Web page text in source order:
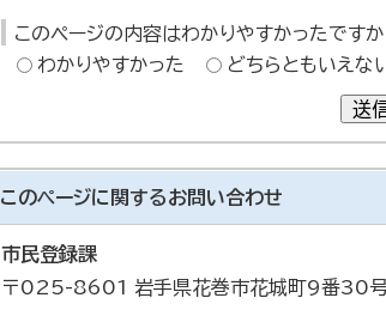
このページの内容はわかりやすかったですか
わかりやすかった
どちらともいえな
送
このページに関するお問い合わせ
市民登録課
〒025-8601 岩手県花巻市花城町9番30